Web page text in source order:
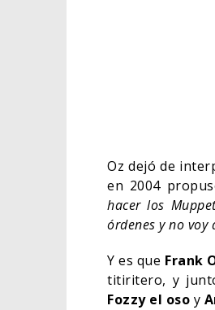
Oz dejó de
en 2004
hacer los
órdenes y no voy
Y es que Frank
titiritero, y
Fozzy el oso y